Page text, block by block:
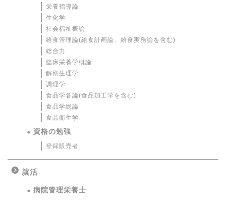
栄養指導論
生化学
社会福祉概論
給食管理論(給食計画論、給食実務論を含む)
総合力
臨床栄養学概論
解剖生理学
調理学
食品学各論(食品加工学を含む)
食品学総論
食品衛生学
資格の勉強
登録販売者
就活
病院管理栄養士